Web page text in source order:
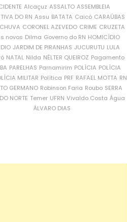
Alcaçuz ASSALTO ASSEMBLEIA
DO RN Assu BATATA Caicó CARAÚBAS
CORONEL AZEVEDO CRIME CRUZETA
novos Dilma Governo do RN HOMICÍDIO
JARDIM DE PIRANHAS JUCURUTU LULA
NATAL Nilda NÉLTER QUEIROZ Pagamento
PARELHAS Parnamirim POLÍCIA POLÍCIA
MILITAR Política PRF RAFAEL MOTTA RN
GERMANO Robinson Faria Roubo SERRA
NORTE Temer UFRN Vivaldo Costa Água
ÁLVARO DIAS